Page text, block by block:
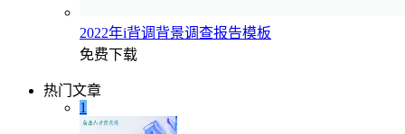
2022年i背调背景调查报告模板
免费下载
热门文章
1